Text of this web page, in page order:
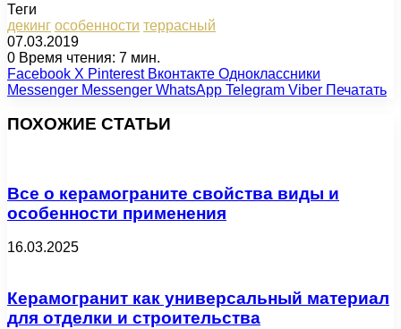
Теги
декинг особенности террасный
07.03.2019
0 Время чтения: 7 мин.
Facebook X Pinterest Вконтакте Одноклассники
Messenger Messenger WhatsApp Telegram Viber Печатать
ПОХОЖИЕ СТАТЬИ
Все о керамограните свойства виды и
особенности применения
16.03.2025
Керамогранит как универсальный материал
для отделки и строительства